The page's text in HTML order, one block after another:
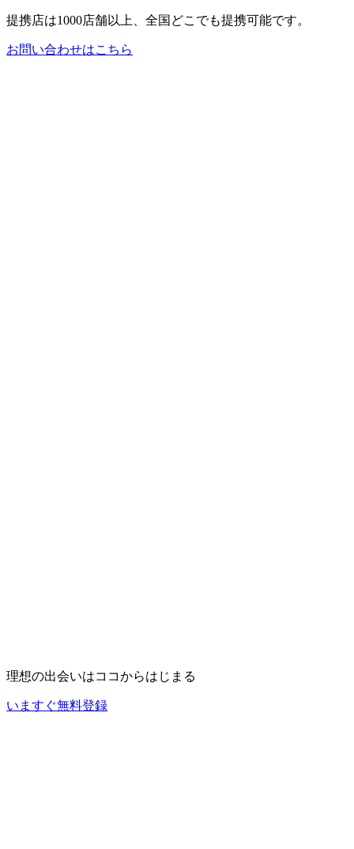
提携店は1000店舗以上、 全国どこでも提携可能です。
お問い合わせはこちら
理想の出会いはココからはじまる
いますぐ無料登録